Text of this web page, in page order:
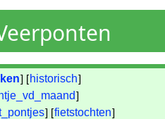
] [ historisch]
]
] [fietstochten]